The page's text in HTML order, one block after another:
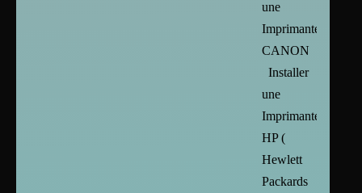
une
Imprimante
CANON
Installer
une
Imprimante
HP (
Hewlett
Packards